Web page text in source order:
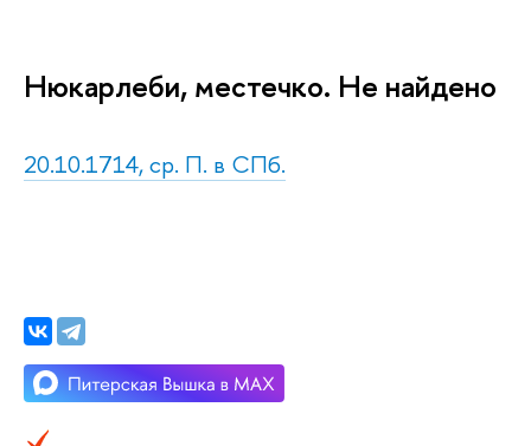
Нюкарлеби, местечко. Не найдено
20.10.1714, ср. П. в СПб.